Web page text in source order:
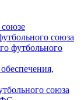
союза
футбольного
союза